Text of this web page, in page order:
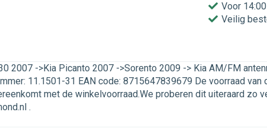
Voor
Veilig
2007 ->Kia Picanto 2007 ->Sorento 2009 -> Kia AM/FM
11.1501-31 EAN code: 8715647839679 De voorraad
met de winkelvoorraad.We proberen dit uiteraard zo
.